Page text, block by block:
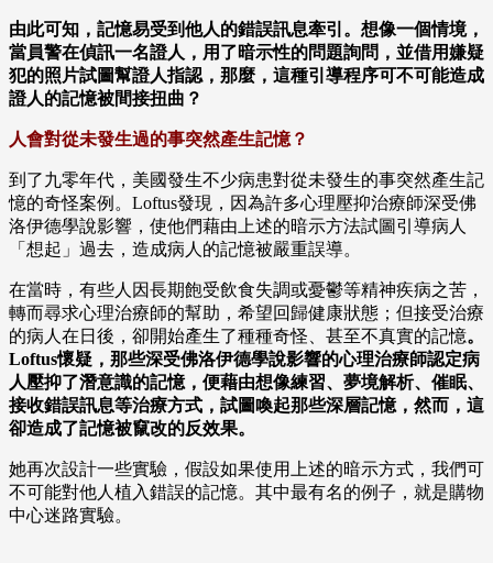
由此可知，記憶易受到他人的錯誤訊息牽引。想像一個情境，
當員警在偵訊一名證人，用了暗示性的問題詢問，並借用嫌疑
犯的照片試圖幫證人指認，那麼，這種引導程序可不可能造成
證人的記憶被間接扭曲？
人會對從未發生過的事突然產生記憶？
到了九零年代，美國發生不少病患對從未發生的事突然產生記
憶的奇怪案例。Loftus發現，因為許多心理壓抑治療師深受佛
洛伊德學說影響，使他們藉由上述的暗示方法試圖引導病人
「想起」過去，造成病人的記憶被嚴重誤導。
在當時，有些人因長期飽受飲食失調或憂鬱等精神疾病之苦，
轉而尋求心理治療師的幫助，希望回歸健康狀態；但接受治療
的病人在日後，卻開始產生了種種奇怪、甚至不真實的記憶。
Loftus懷疑，那些深受佛洛伊德學說影響的心理治療師認定病
人壓抑了潛意識的記憶，便藉由想像練習、夢境解析、催眠、
接收錯誤訊息等治療方式，試圖喚起那些深層記憶，然而，這
卻造成了記憶被竄改的反效果。
她再次設計一些實驗，假設如果使用上述的暗示方式，我們可
不可能對他人植入錯誤的記憶。其中最有名的例子，就是購物
中心迷路實驗。